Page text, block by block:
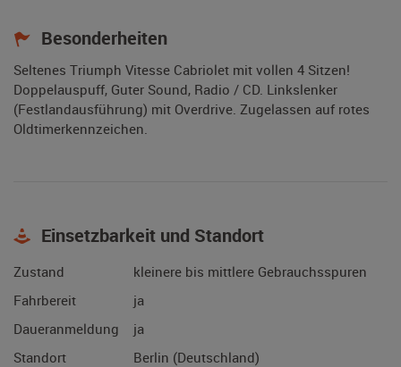
Besonderheiten
Seltenes Triumph Vitesse Cabriolet mit vollen 4 Sitzen!
Doppelauspuff, Guter Sound, Radio / CD. Linkslenker
(Festlandausführung) mit Overdrive. Zugelassen auf rotes
Oldtimerkennzeichen.
Einsetzbarkeit und Standort
Zustand
kleinere bis mittlere Gebrauchsspuren
Fahrbereit
ja
Daueranmeldung
ja
Standort
Berlin (Deutschland)